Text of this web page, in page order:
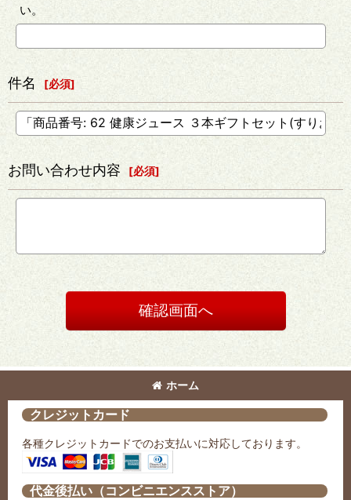
い。
件名 [必須]
お問い合わせ内容 [必須]
確認画面へ
ホーム
クレジットカード
各種クレジットカードでのお支払いに対応しております。
代金後払い（コンビニエンスストア）